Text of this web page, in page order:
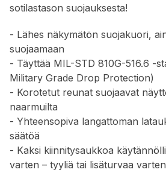
sotilastason suojauksesta!
- Lähes näkymätön suojakuori,
suojaamaan
- Täyttää MIL-STD 810G-516.6 -
Military Grade Drop Protection)
- Korotetut reunat suojaavat
naarmuilta
- Yhteensopiva langattoman
säätöä
- Kaksi kiinnitysaukkoa
varten – tyyliä tai lisäturvaa varten